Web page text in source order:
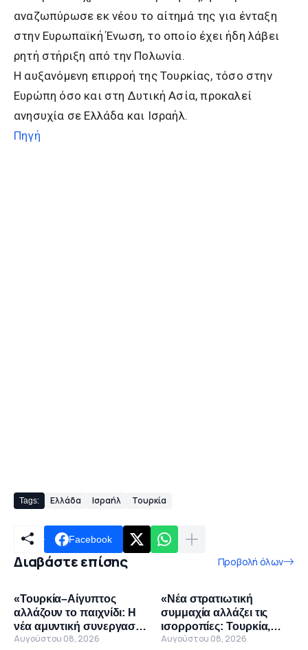
αναζωπύρωσε εκ νέου το αίτημά της για ένταξη
στην Ευρωπαϊκή Ένωση, το οποίο έχει ήδη λάβει
ρητή στήριξη από την Πολωνία.
Η αυξανόμενη επιρροή της Τουρκίας, τόσο στην
Ευρώπη όσο και στη Δυτική Ασία, προκαλεί
ανησυχία σε Ελλάδα και Ισραήλ.
Πηγή
Tags: Ελλάδα Ισραήλ Τουρκία
Facebook
Διαβάστε επίσης Προβολή όλων
«Τουρκία–Αίγυπτος
αλλάζουν το παιχνίδι: Η
νέα αμυντική συνεργασία
που παρακολουθεί η
Αυγούστου 08, 2026
«Νέα στρατιωτική
συμμαχία αλλάζει τις
ισορροπίες: Τουρκία,
Σαουδική Αραβία και
Αυγούστου 08, 2026